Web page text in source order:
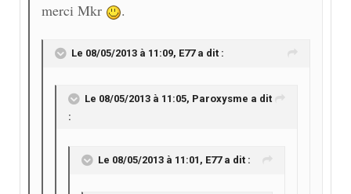
merci Mkr
.
Le 08/05/2013 à 11:09, E77 a dit :
Le 08/05/2013 à 11:05, Paroxysme a dit
:
Le 08/05/2013 à 11:01, E77 a dit :